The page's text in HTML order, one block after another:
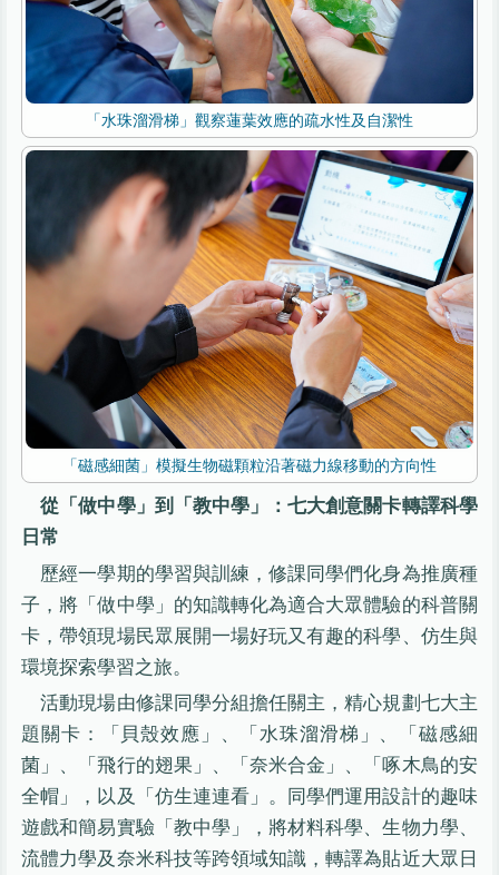
「水珠溜滑梯」觀察蓮葉效應的疏水性及自潔性
「磁感細菌」模擬生物磁顆粒沿著磁力線移動的方向性
從「做中學」到「教中學」：七大創意關卡轉譯科學
日常
歷經一學期的學習與訓練，修課同學們化身為推廣種
子，將「做中學」的知識轉化為適合大眾體驗的科普關
卡，帶領現場民眾展開一場好玩又有趣的科學、仿生與
環境探索學習之旅。
活動現場由修課同學分組擔任關主，精心規劃七大主
題關卡：「貝殼效應」、「水珠溜滑梯」、「磁感細
菌」、「飛行的翅果」、「奈米合金」、「啄木鳥的安
全帽」，以及「仿生連連看」。同學們運用設計的趣味
遊戲和簡易實驗「教中學」，將材料科學、生物力學、
流體力學及奈米科技等跨領域知識，轉譯為貼近大眾日